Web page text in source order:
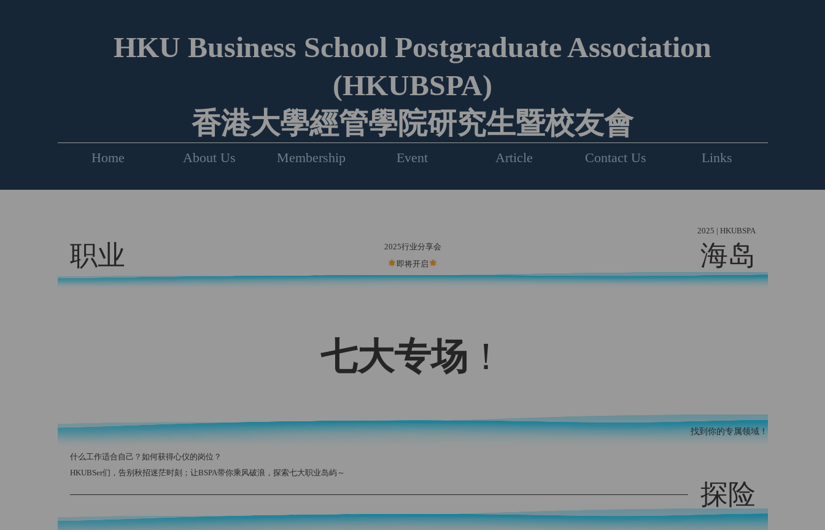
HKU Business School Postgraduate Association
(HKUBSPA)
香港大學經管學院研究生暨校友會
Home About Us Membership Event Article Contact Us Links
2025 | HKUBSPA
职业
2025行业分享会
即将开启
海岛
七大专场 ！
找到你的专属领域！
什么工作适合自己？如何获得心仪的岗位？
HKUBSer们，告别秋招迷茫时刻；让BSPA带你乘风破浪，探索七大职业岛屿～
探险